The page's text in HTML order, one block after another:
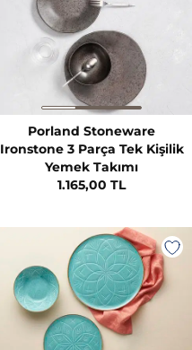
Porland Stoneware
Ironstone 3 Parça Tek Kişilik
Yemek Takımı
1.165,00 TL